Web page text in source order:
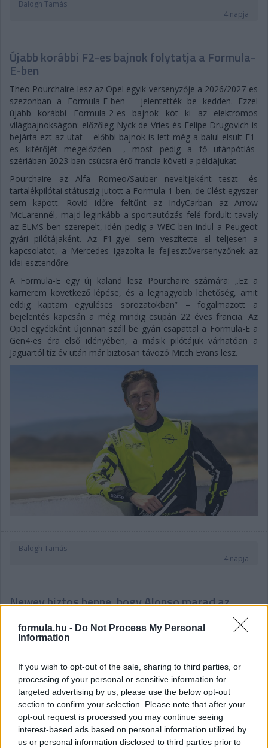
formula.hu - Do Not Process My Personal
Information
If you wish to opt-out of the sale, sharing to third parties, or
processing of your personal or sensitive information for
targeted advertising by us, please use the below opt-out
section to confirm your selection. Please note that after your
opt-out request is processed you may continue seeing
interest-based ads based on personal information utilized by
us or personal information disclosed to third parties prior to
Balogh Tamás
4 napja
Újabb korábbi F2-es bajnok folytatja a Formula-
E-ben
Theo Pourchaire lesz az Opel egyik versenyzője a 2026/2027-es
szezonban a Formula-E-ben – jelentették be kedden. Ezzel
újabb korábbi Formula-2-es bajnok köt ki az elektromos
világbajnokságon: előzőleg Nyck de Vries és Felipe Drugovich is
bejárta ezt az utat – előbbi bajnok is lett még a balul elsült F1-
es kitérőjét megelőzően –, most pedig a fő utánpótlás-
szériában 2023-ban csúcsra érő francia követi a példájukat.
Pourchaire az Alfa Romeo/Sauber neveltjeként teszt- és
tartalékpilótai státuszig jutott a Formula-1-ben, de ülést egyszer
sem kapott. Rövid időre feltűnt az IndyCarban az Arrow
McLarennél, majd leginkább a sportautózás felé fordult: tavaly
az ELMS-ben szerepelt, idén pedig a WEC-ben indul a Peugeot
gyári pilótájaként. Az F1-gyel sem veszítette el teljesen a
kapcsolatot, a Mercedes igazolta le fejlesztőversenyzőnek az
idei esztendőre.
A Formula-E egy új kaland lesz Pourchaire számára: „Ez a
karrierem következő lépése, és a legnagyobb lehetőség, amit
eddig kaptam együléses sorozatokban” – fogalmazott a
bejelentés kapcsán a még mindig csupán 22 éves francia. Az
Opel egyébként újonnan száll be gyári csapattal a Formula-E a
Gen4-es éra első idényében, a másik pilótájuk várhatóan a
Jaguartól tíz év után már biztosan távozó Mitch Evans lesz.
Balogh Tamás
4 napja
Newey biztos benne, hogy Alonso marad az
Meggyőződése Adrian Newey-nak, hogy Fernando Alonso
felröppentek találgatások arról, hogy a kétszeres F1-es
világbajnok akár egy utolsó időszakra visszatérhet az Alpine-
hoz, maga a spanyol többször is hűségesküt tett az Aston
mellett – igaz, a szavai azért arra engednek következtetni, hogy
az még nem dőlt el, hogy versenyzői minőségben teszi-e ezt,
mivel utalt rá, hogy az új szabályrendszerben már nem élvezi
annyira a vezetést mindig.